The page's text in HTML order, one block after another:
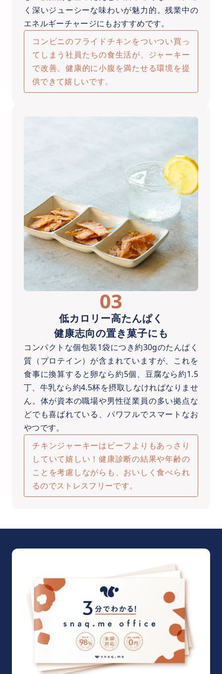
く深いジューシーな味わいが魅力的。残業中の
エネルギーチャージにもおすすめです。
コンビニのフライドチキンをついつい買っ
てしまう社員たちの食生活が、ジャーキー
で改善。健康的に小腹を満たせる環境を提
供できて嬉しいです。
03
低カロリー高たんぱく
健康志向の置き菓子にも
コンパクトな個包装1袋につき約30gのたんぱく
質（プロテイン）が含まれていますが、これを
食事に換算すると卵なら約5個、豆腐なら約1.5
丁、牛乳なら約4.5杯を摂取しなければなりませ
ん。体が資本の職場や男性従業員の多い拠点な
どでも喜ばれている、パワフルでスマートなお
やつです。
チキンジャーキーはビーフよりもあっさり
していて嬉しい！健康診断の結果や年齢の
ことを考慮しながらも、おいしく食べられ
るのでストレスフリーです。